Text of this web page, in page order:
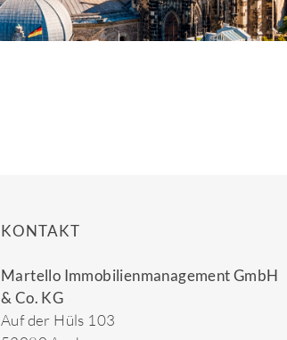
KONTAKT
Martello Immobilienmanagement GmbH
& Co. KG
Auf der Hüls 103